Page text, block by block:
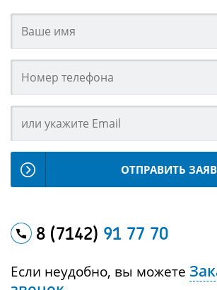
ОТПРАВИТЬ
8 (7142) 91 77 70
Если неудобно, вы можете